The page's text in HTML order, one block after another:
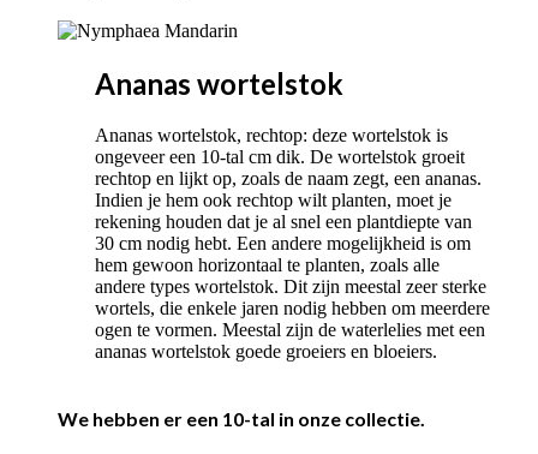
Ananas wortelstok
Ananas wortelstok, rechtop: deze wortelstok is
ongeveer een 10-tal cm dik. De wortelstok groeit
rechtop en lijkt op, zoals de naam zegt, een ananas.
Indien je hem ook rechtop wilt planten, moet je
rekening houden dat je al snel een plantdiepte van
30 cm nodig hebt. Een andere mogelijkheid is om
hem gewoon horizontaal te planten, zoals alle
andere types wortelstok. Dit zijn meestal zeer sterke
wortels, die enkele jaren nodig hebben om meerdere
ogen te vormen. Meestal zijn de waterlelies met een
ananas wortelstok goede groeiers en bloeiers.
We hebben er een 10-tal in onze collectie.